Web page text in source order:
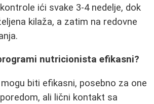
ići svake 3-4 nedelje, dok
kilaža, a zatim na redovne
nutricionista efikasni?
biti efikasni, posebno za one
ali lični kontakt sa